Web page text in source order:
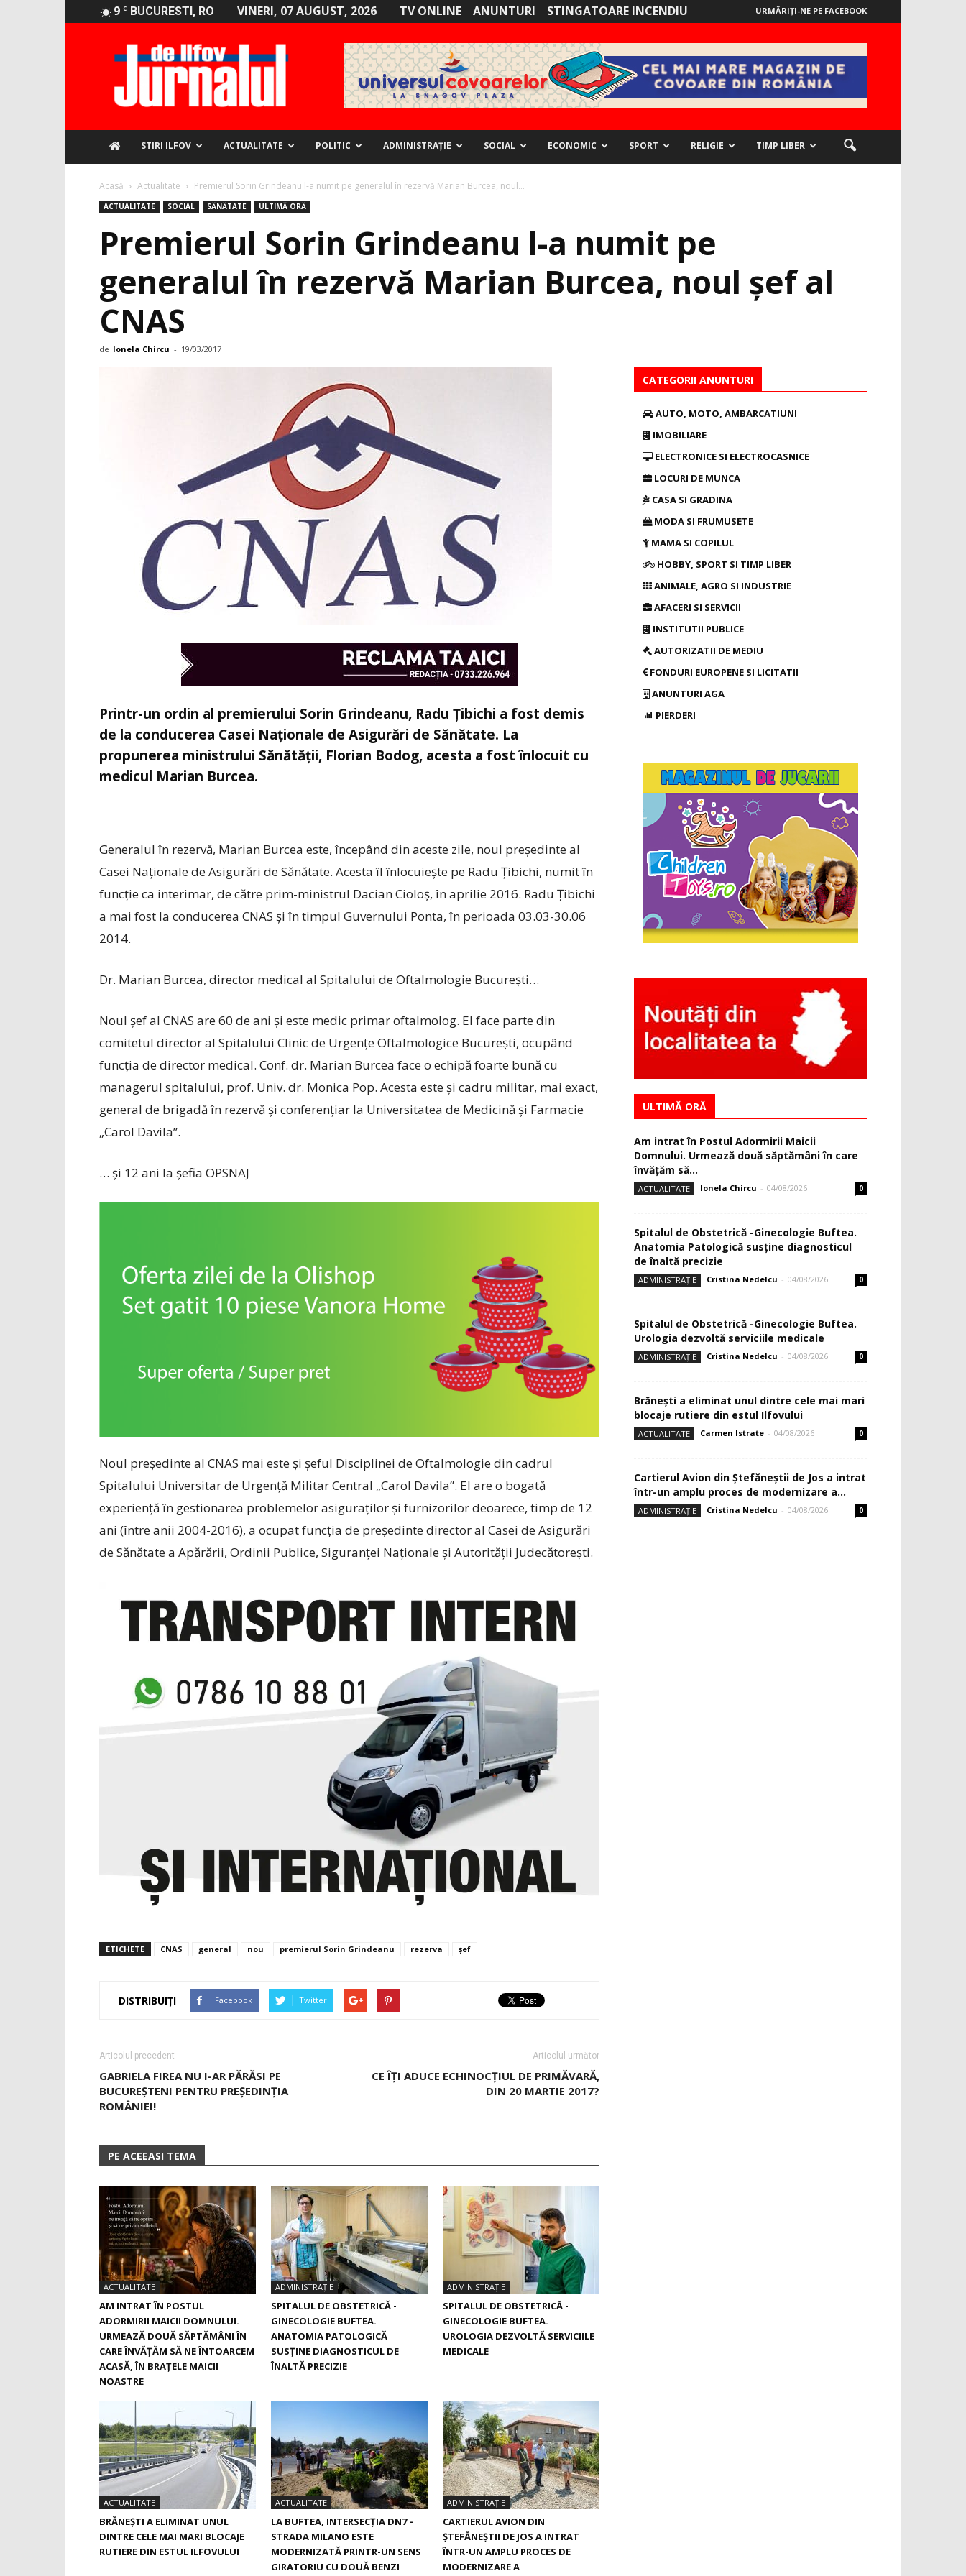
9 C BUCURESTI, RO VINERI, 07 AUGUST, 2026 TV ONLINE ANUNTURI STINGATOARE INCENDIU URMĂRIȚI-NE PE FACEBOOK
STIRI ILFOV ACTUALITATE POLITIC ADMINISTRAȚIE SOCIAL ECONOMIC SPORT RELIGIE TIMP LIBER
Acasă Actualitate Premierul Sorin Grindeanu l-a numit pe generalul în rezervă Marian Burcea, noul...
ACTUALITATE SOCIAL SĂNĂTATE ULTIMĂ ORĂ
Premierul Sorin Grindeanu l-a numit pe
generalul în rezervă Marian Burcea, noul şef al
CNAS
de Ionela Chircu - 19/03/2017
Printr-un ordin al premierului Sorin Grindeanu, Radu Ţibichi a fost demis
de la conducerea Casei Naţionale de Asigurări de Sănătate. La
propunerea ministrului Sănătăţii, Florian Bodog, acesta a fost înlocuit cu
medicul Marian Burcea.
Generalul în rezervă, Marian Burcea este, începând din aceste zile, noul preşedinte al
Casei Naţionale de Asigurări de Sănătate. Acesta îl înlocuieşte pe Radu Ţibichi, numit în
funcţie ca interimar, de către prim-ministrul Dacian Cioloş, în aprilie 2016. Radu Ţibichi
a mai fost la conducerea CNAS şi în timpul Guvernului Ponta, în perioada 03.03-30.06
2014.
Dr. Marian Burcea, director medical al Spitalului de Oftalmologie Bucureşti…
Noul şef al CNAS are 60 de ani şi este medic primar oftalmolog. El face parte din
comitetul director al Spitalului Clinic de Urgenţe Oftalmologice Bucureşti, ocupând
funcţia de director medical. Conf. dr. Marian Burcea face o echipă foarte bună cu
managerul spitalului, prof. Univ. dr. Monica Pop. Acesta este şi cadru militar, mai exact,
general de brigadă în rezervă şi conferenţiar la Universitatea de Medicină şi Farmacie
„Carol Davila”.
… şi 12 ani la şefia OPSNAJ
Noul preşedinte al CNAS mai este şi şeful Disciplinei de Oftalmologie din cadrul
Spitalului Universitar de Urgenţă Militar Central „Carol Davila”. El are o bogată
experienţă în gestionarea problemelor asiguraţilor şi furnizorilor deoarece, timp de 12
ani (între anii 2004-2016), a ocupat funcţia de preşedinte director al Casei de Asigurări
de Sănătate a Apărării, Ordinii Publice, Siguranţei Naţionale şi Autorităţii Judecătoreşti.
ETICHETE CNAS general nou premierul Sorin Grindeanu rezerva şef
DISTRIBUIȚI Facebook Twitter
Articolul precedent
GABRIELA FIREA NU I-AR PĂRĂSI PE
BUCUREȘTENI PENTRU PREȘEDINȚIA
ROMÂNIEI!
Articolul următor
CE ÎȚI ADUCE ECHINOCȚIUL DE PRIMĂVARĂ,
DIN 20 MARTIE 2017?
PE ACEEASI TEMA
ACTUALITATE
AM INTRAT ÎN POSTUL
ADORMIRII MAICII DOMNULUI.
URMEAZĂ DOUĂ SĂPTĂMÂNI ÎN
CARE ÎNVĂŢĂM SĂ NE ÎNTOARCEM
ACASĂ, ÎN BRAŢELE MAICII
NOASTRE
ADMINISTRAȚIE
SPITALUL DE OBSTETRICĂ -
GINECOLOGIE BUFTEA.
ANATOMIA PATOLOGICĂ
SUSŢINE DIAGNOSTICUL DE
ÎNALTĂ PRECIZIE
ADMINISTRAȚIE
SPITALUL DE OBSTETRICĂ -
GINECOLOGIE BUFTEA.
UROLOGIA DEZVOLTĂ SERVICIILE
MEDICALE
ACTUALITATE
BRĂNEȘTI A ELIMINAT UNUL
DINTRE CELE MAI MARI BLOCAJE
RUTIERE DIN ESTUL ILFOVULUI
ACTUALITATE
LA BUFTEA, INTERSECŢIA DN7 –
STRADA MILANO ESTE
MODERNIZATĂ PRINTR-UN SENS
GIRATORIU CU DOUĂ BENZI
ADMINISTRAȚIE
CARTIERUL AVION DIN
ŞTEFĂNEŞTII DE JOS A INTRAT
ÎNTR-UN AMPLU PROCES DE
MODERNIZARE A
CATEGORII ANUNTURI
AUTO, MOTO, AMBARCATIUNI
IMOBILIARE
ELECTRONICE SI ELECTROCASNICE
LOCURI DE MUNCA
CASA SI GRADINA
MODA SI FRUMUSETE
MAMA SI COPILUL
HOBBY, SPORT SI TIMP LIBER
ANIMALE, AGRO SI INDUSTRIE
AFACERI SI SERVICII
INSTITUTII PUBLICE
AUTORIZATII DE MEDIU
FONDURI EUROPENE SI LICITATII
ANUNTURI AGA
PIERDERI
ULTIMĂ ORĂ
Am intrat în Postul Adormirii Maicii
Domnului. Urmează două săptămâni în care
învăţăm să...
ACTUALITATE Ionela Chircu - 04/08/2026 0
Spitalul de Obstetrică -Ginecologie Buftea.
Anatomia Patologică susţine diagnosticul
de înaltă precizie
ADMINISTRAȚIE Cristina Nedelcu - 04/08/2026 0
Spitalul de Obstetrică -Ginecologie Buftea.
Urologia dezvoltă serviciile medicale
ADMINISTRAȚIE Cristina Nedelcu - 04/08/2026 0
Brănești a eliminat unul dintre cele mai mari
blocaje rutiere din estul Ilfovului
ACTUALITATE Carmen Istrate - 04/08/2026 0
Cartierul Avion din Ştefăneştii de Jos a intrat
într-un amplu proces de modernizare a...
ADMINISTRAȚIE Cristina Nedelcu - 04/08/2026 0